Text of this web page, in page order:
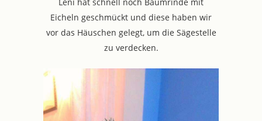
Eicheln geschmückt und diese haben wir
vor das Häuschen gelegt, um die Sägestelle
zu verdecken.